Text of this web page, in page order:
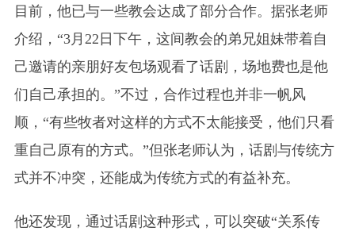
目前，他已与一些教会达成了部分合作。据张老师
介绍，“3月22日下午，这间教会的弟兄姐妹带着自
己邀请的亲朋好友包场观看了话剧，场地费也是他
们自己承担的。”不过，合作过程也并非一帆风
顺，“有些牧者对这样的方式不太能接受，他们只看
重自己原有的方式。”但张老师认为，话剧与传统方
式并不冲突，还能成为传统方式的有益补充。
他还发现，通过话剧这种形式，可以突破“关系传